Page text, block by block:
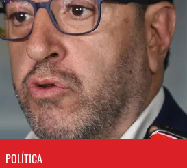
POLÍTICA